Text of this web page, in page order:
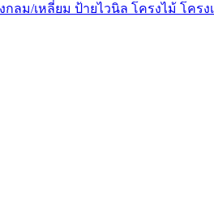
/เหลี่ยม ป้ายไวนิล โครงไม้ โครงเ